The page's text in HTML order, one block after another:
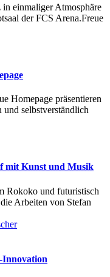
einmaliger Atmosphäre
der FCS Arena.Freue
Homepage präsentieren
selbstverständlich
mit Kunst und Musik
Rokoko und futuristisch
Arbeiten von Stefan
Innovation